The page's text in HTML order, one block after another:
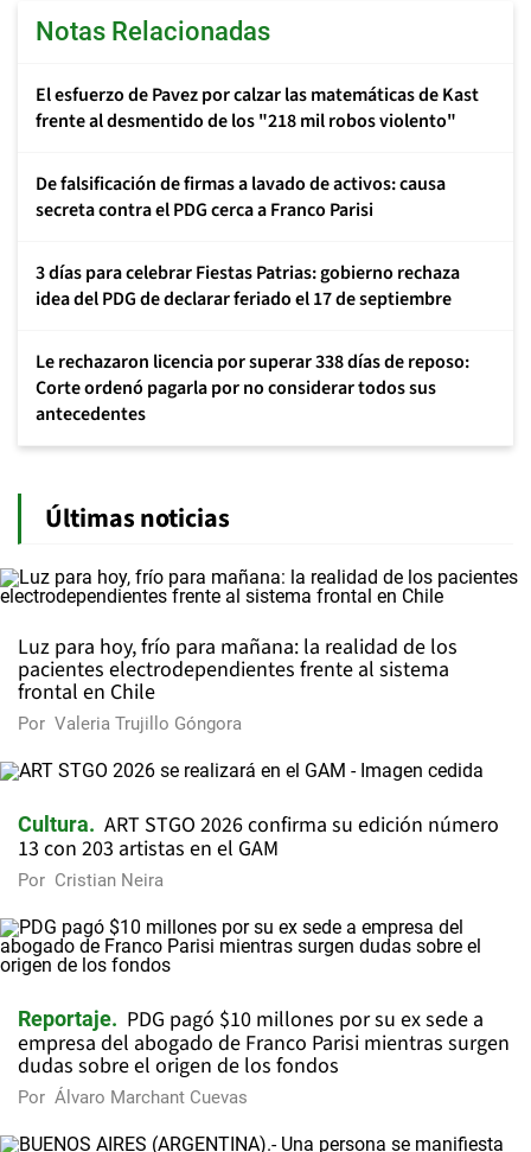
Notas Relacionadas
El esfuerzo de Pavez por calzar las matemáticas de Kast
frente al desmentido de los "218 mil robos violento"
De falsificación de firmas a lavado de activos: causa
secreta contra el PDG cerca a Franco Parisi
3 días para celebrar Fiestas Patrias: gobierno rechaza
idea del PDG de declarar feriado el 17 de septiembre
Le rechazaron licencia por superar 338 días de reposo:
Corte ordenó pagarla por no considerar todos sus
antecedentes
Últimas noticias
Luz para hoy, frío para mañana: la realidad de los
pacientes electrodependientes frente al sistema
frontal en Chile
Por Valeria Trujillo Góngora
Cultura
ART STGO 2026 confirma su edición número
13 con 203 artistas en el GAM
Por Cristian Neira
Reportaje
PDG pagó $10 millones por su ex sede a
empresa del abogado de Franco Parisi mientras surgen
dudas sobre el origen de los fondos
Por Álvaro Marchant Cuevas